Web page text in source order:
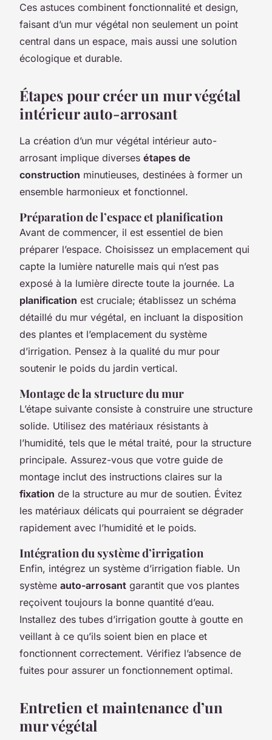
Ces astuces combinent fonctionnalité et design,
faisant d’un mur végétal non seulement un point
central dans un espace, mais aussi une solution
écologique et durable.
Étapes pour créer un mur végétal
intérieur auto-arrosant
La création d’un mur végétal intérieur auto-
arrosant implique diverses étapes de
construction minutieuses, destinées à former un
ensemble harmonieux et fonctionnel.
Préparation de l’espace et planification
Avant de commencer, il est essentiel de bien
préparer l’espace. Choisissez un emplacement qui
capte la lumière naturelle mais qui n’est pas
exposé à la lumière directe toute la journée. La
planification est cruciale; établissez un schéma
détaillé du mur végétal, en incluant la disposition
des plantes et l’emplacement du système
d’irrigation. Pensez à la qualité du mur pour
soutenir le poids du jardin vertical.
Montage de la structure du mur
L’étape suivante consiste à construire une structure
solide. Utilisez des matériaux résistants à
l’humidité, tels que le métal traité, pour la structure
principale. Assurez-vous que votre guide de
montage inclut des instructions claires sur la
fixation de la structure au mur de soutien. Évitez
les matériaux délicats qui pourraient se dégrader
rapidement avec l’humidité et le poids.
Intégration du système d’irrigation
Enfin, intégrez un système d’irrigation fiable. Un
système auto-arrosant garantit que vos plantes
reçoivent toujours la bonne quantité d’eau.
Installez des tubes d’irrigation goutte à goutte en
veillant à ce qu’ils soient bien en place et
fonctionnent correctement. Vérifiez l’absence de
fuites pour assurer un fonctionnement optimal.
Entretien et maintenance d’un
mur végétal